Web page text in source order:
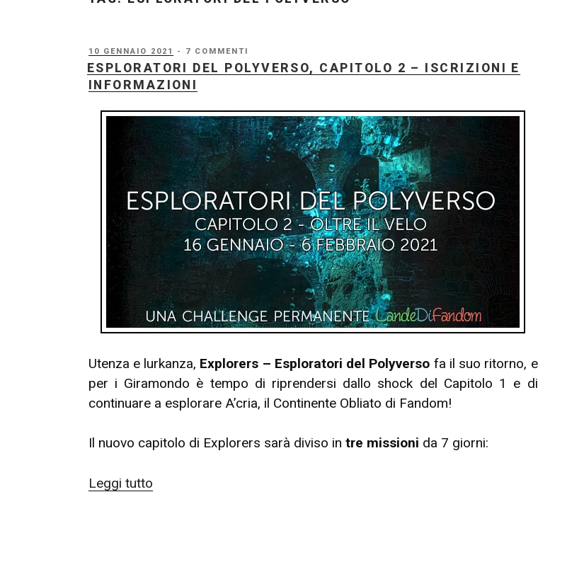
PUBBLICATO
IL
10 GENNAIO 2021 - 7 COMMENTI
ESPLORATORI DEL POLYVERSO, CAPITOLO 2 – ISCRIZIONI E
INFORMAZIONI
Utenza e lurkanza, Explorers – Esploratori del Polyverso fa il suo ritorno, e
per i Giramondo è tempo di riprendersi dallo shock del Capitolo 1 e di
continuare a esplorare A’cria, il Continente Obliato di Fandom!
Il nuovo capitolo di Explorers sarà diviso in tre missioni da 7 giorni:
Leggi tutto“Esploratori